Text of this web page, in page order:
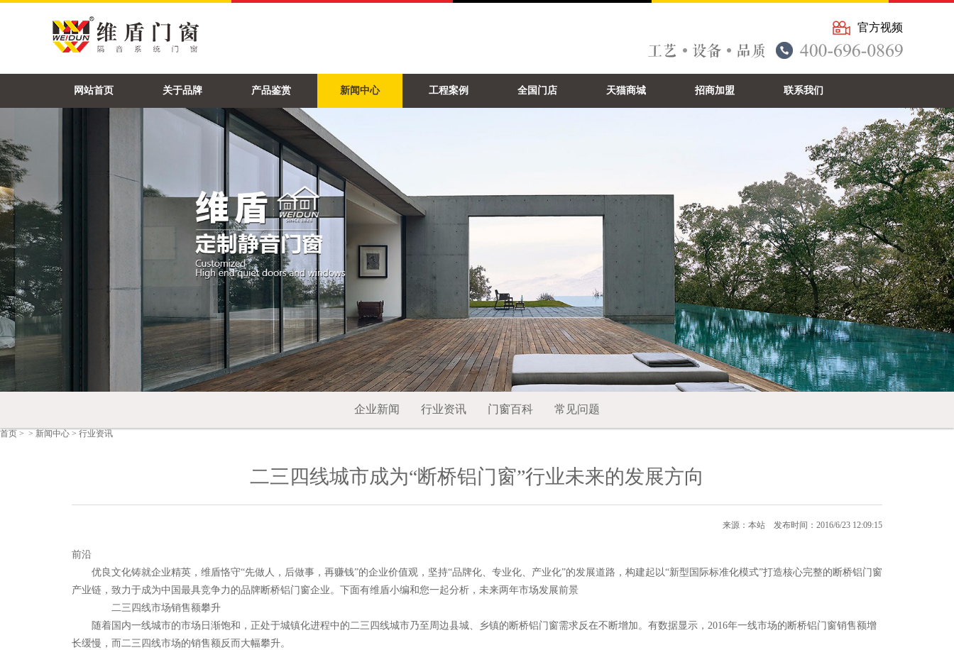
官方视频
网站首页 关于品牌 产品鉴赏 新闻中心 工程案例 全国门店 天猫商城 招商加盟 联系我们
企业新闻 行业资讯 门窗百科 常见问题
首页 > > 新闻中心 > 行业资讯
二三四线城市成为“断桥铝门窗”行业未来的发展方向
来源：本站 发布时间：2016/6/23 12:09:15
前沿
优良文化铸就企业精英，维盾恪守“先做人，后做事，再赚钱”的企业价值观，坚持“品牌化、专业化、产业化”的发展道路，构建起以“新型国际标准化模式”打造核心完整的断桥铝门窗
产业链，致力于成为中国最具竞争力的品牌断桥铝门窗企业。下面有维盾小编和您一起分析，未来两年市场发展前景
二三四线市场销售额攀升
随着国内一线城市的市场日渐饱和，正处于城镇化进程中的二三四线城市乃至周边县城、乡镇的断桥铝门窗需求反在不断增加。有数据显示，2016年一线市场的断桥铝门窗销售额增
长缓慢，而二三四线市场的销售额反而大幅攀升。